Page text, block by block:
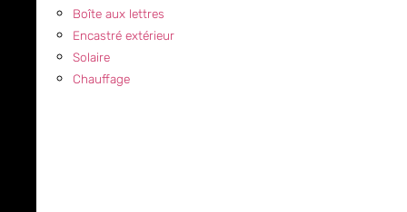
Boîte aux lettres
Encastré extérieur
Solaire
Chauffage